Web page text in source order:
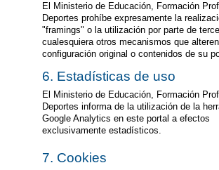
El Ministerio de Educación, Formación
Deportes prohíbe expresamente la
"framings" o la utilización por parte de
cualesquiera otros mecanismos que
configuración original o contenidos de su
6. Estadísticas de uso
El Ministerio de Educación, Formación
Deportes informa de la utilización de la
Google Analytics en este portal a efectos
exclusivamente estadísticos.
7. Cookies